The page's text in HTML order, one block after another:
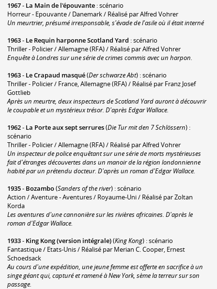
1967- La Main de l'épouvante : scénario
Horreur - Epouvante / Danemark / Réalisé par Alfred Vohrer
Un meurtrier, présumé irresponsable, s'évade de l'asile où il était interné
1963- Le Requin harponne Scotland Yard : scénario
Thriller - Policier / Allemagne (RFA) / Réalisé par Alfred Vohrer
Enquête à Londres sur une série de crimes commis avec un harpon.
1963- Le Crapaud masqué(Der schwarze Abt) : scénario
Thriller - Policier / France, Allemagne (RFA) / Réalisé par Franz Josef
Gottlieb
Après un meurtre, deux inspecteurs de Scotland Yard auront à découvrir
le coupable et un mystérieux trésor. D'après Edgar Wallace.
1962- La Porte aux sept serrures(Die Tur mit den 7 Schlössern) :
scénario
Thriller - Policier / Allemagne (RFA) / Réalisé par Alfred Vohrer
Un inspecteur de police enquêtant sur une série de morts mystérieuses
fait d'étranges découvertes dans un manoir de la région londonnienne
habité par un prétendu docteur. D'après un roman d'Edgar Wallace.
1935- Bozambo(Sanders of the river) : scénario
Action / Aventure - Aventures / Royaume-Uni / Réalisé par Zoltan
Korda
Les aventures d'une cannonière sur les rivières africaines. D'après le
roman d'Edgar Wallace.
1933- King Kong (version intégrale)(King Kong) : scénario
Fantastique / Etats-Unis / Réalisé par Merian C. Cooper, Ernest
Schoedsack
Au cours d'une expédition, une jeune femme est offerte en sacrifice à un
singe géant qui, capturé et ramené à New York, sème la terreur sur son
passage.